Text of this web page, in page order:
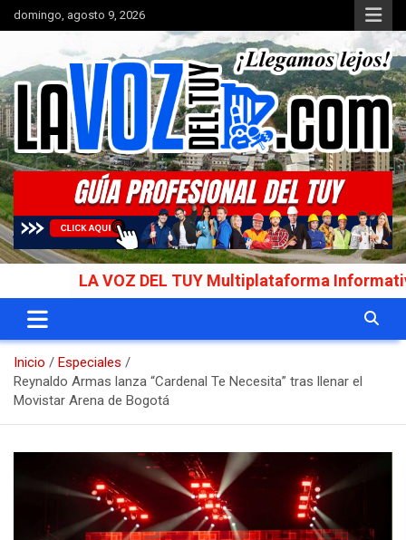
Saltar
al
domingo, agosto 9, 2026
La Voz del Tuy
Portal de noticias
LA VOZ DEL TUY Multiplataforma Informativa
Inicio
Especiales
Reynaldo Armas lanza “Cardenal Te Necesita” tras llenar el
Movistar Arena de Bogotá